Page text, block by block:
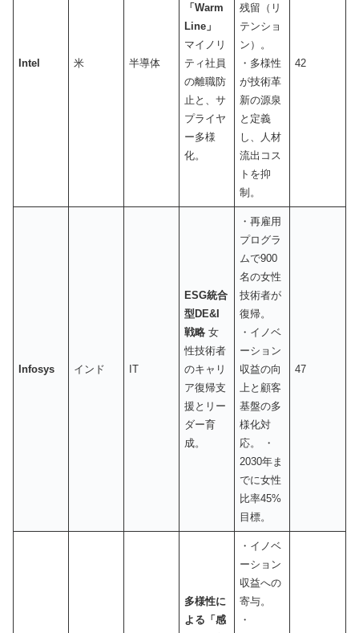
Intel 米 半導体
「Warm
Line」
マイノリ
ティ社員
の離職防
止と、サ
プライヤ
ー多様
化。
残留（リ
テンショ
ン）。
・多様性
が技術革
新の源泉
と定義
し、人材
流出コス
トを抑
制。
42
Infosys インド IT
ESG統合
型DE&I
戦略 女
性技術者
のキャリ
ア復帰支
援とリー
ダー育
成。
・再雇用
プログラ
ムで900
名の女性
技術者が
復帰。
・イノベ
ーション
収益の向
上と顧客
基盤の多
様化対
応。 ・
2030年ま
でに女性
比率45%
目標。
47
多様性に
よる「感
・イノベ
ーション
収益への
寄与。
・